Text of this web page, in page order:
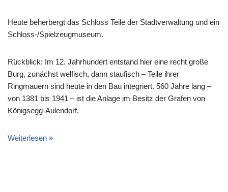
Heute beherbergt das Schloss Teile der Stadtverwaltung und ein
Schloss-/Spielzeugmuseum.
Rückblick: Im 12. Jahrhundert entstand hier eine recht große
Burg, zunächst welfisch, dann staufisch – Teile ihrer
Ringmauern sind heute in den Bau integriert. 560 Jahre lang –
von 1381 bis 1941 – ist die Anlage im Besitz der Grafen von
Königsegg-Aulendorf.
Weiterlesen »